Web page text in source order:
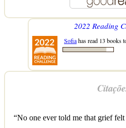
2022 Reading
Sofiahas read 13 books
“No one ever told me that grief